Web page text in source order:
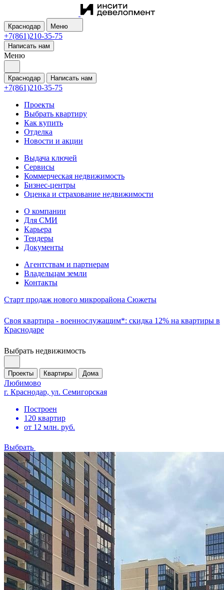
Краснодар Меню
+7(861)210-35-75
Написать нам
Меню
Краснодар Написать нам
+7(861)210-35-75
Проекты
Выбрать квартиру
Как купить
Отделка
Новости и акции
Выдача ключей
Сервисы
Коммерческая недвижимость
Бизнес-центры
Оценка и страхование недвижимости
О компании
Для СМИ
Карьера
Тендеры
Документы
Агентствам и партнерам
Владельцам земли
Контакты
Старт продаж нового микрорайона Сюжеты
Своя квартира - военнослужащим*: скидка 12% на квартиры в
Краснодаре
Выбрать недвижимость
Проекты Квартиры Дома
Любимово
г. Краснодар, ул. Семигорская
Построен
120 квартир
от 12 млн. руб.
Выбрать